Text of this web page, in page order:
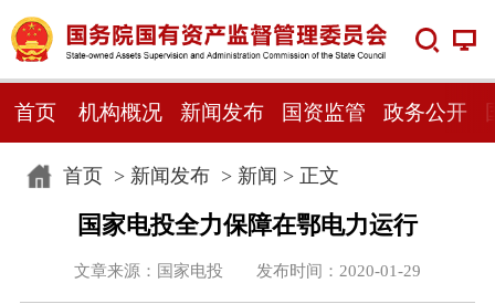
首页 机构概况 新闻发布 国资监管 政务公开
首页> 新闻发布> 新闻 > 正文
国家电投全力保障在鄂电力运行
文章来源：国家电投 发布时间：2020-01-29